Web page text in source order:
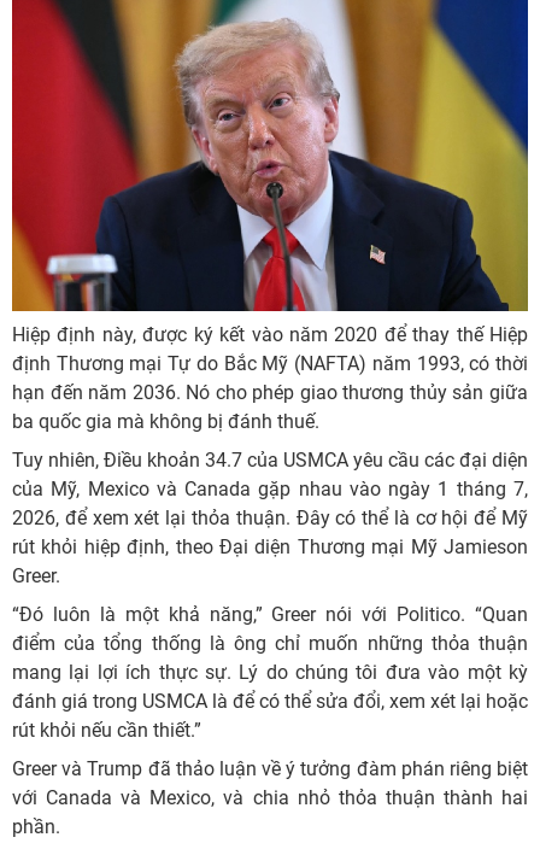
Hiệp định này, được ký kết vào năm 2020 để thay thế Hiệp
định Thương mại Tự do Bắc Mỹ (NAFTA) năm 1993, có thời
hạn đến năm 2036. Nó cho phép giao thương thủy sản giữa
ba quốc gia mà không bị đánh thuế.
Tuy nhiên, Điều khoản 34.7 của USMCA yêu cầu các đại diện
của Mỹ, Mexico và Canada gặp nhau vào ngày 1 tháng 7,
2026, để xem xét lại thỏa thuận. Đây có thể là cơ hội để Mỹ
rút khỏi hiệp định, theo Đại diện Thương mại Mỹ Jamieson
Greer.
“Đó luôn là một khả năng,” Greer nói với Politico. “Quan
điểm của tổng thống là ông chỉ muốn những thỏa thuận
mang lại lợi ích thực sự. Lý do chúng tôi đưa vào một kỳ
đánh giá trong USMCA là để có thể sửa đổi, xem xét lại hoặc
rút khỏi nếu cần thiết.”
Greer và Trump đã thảo luận về ý tưởng đàm phán riêng biệt
với Canada và Mexico, và chia nhỏ thỏa thuận thành hai
phần.